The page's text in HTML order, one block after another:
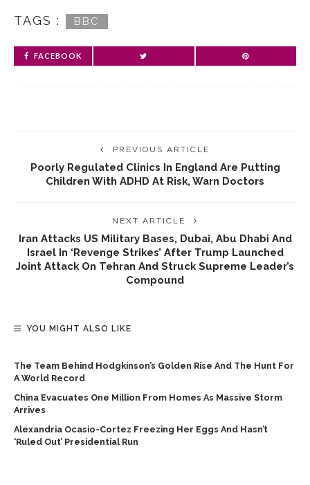
TAGS : BBC
FACEBOOK
PREVIOUS ARTICLE
Poorly Regulated Clinics In England Are Putting
Children With ADHD At Risk, Warn Doctors
NEXT ARTICLE
Iran Attacks US Military Bases, Dubai, Abu Dhabi And
Israel In ‘revenge Strikes’ After Trump Launched
Joint Attack On Tehran And Struck Supreme Leader’s
Compound
YOU MIGHT ALSO LIKE
The Team Behind Hodgkinson’s Golden Rise And The Hunt For
A World Record
China Evacuates One Million From Homes As Massive Storm
Arrives
Alexandria Ocasio-Cortez Freezing Her Eggs And Hasn’t
‘ruled Out’ Presidential Run